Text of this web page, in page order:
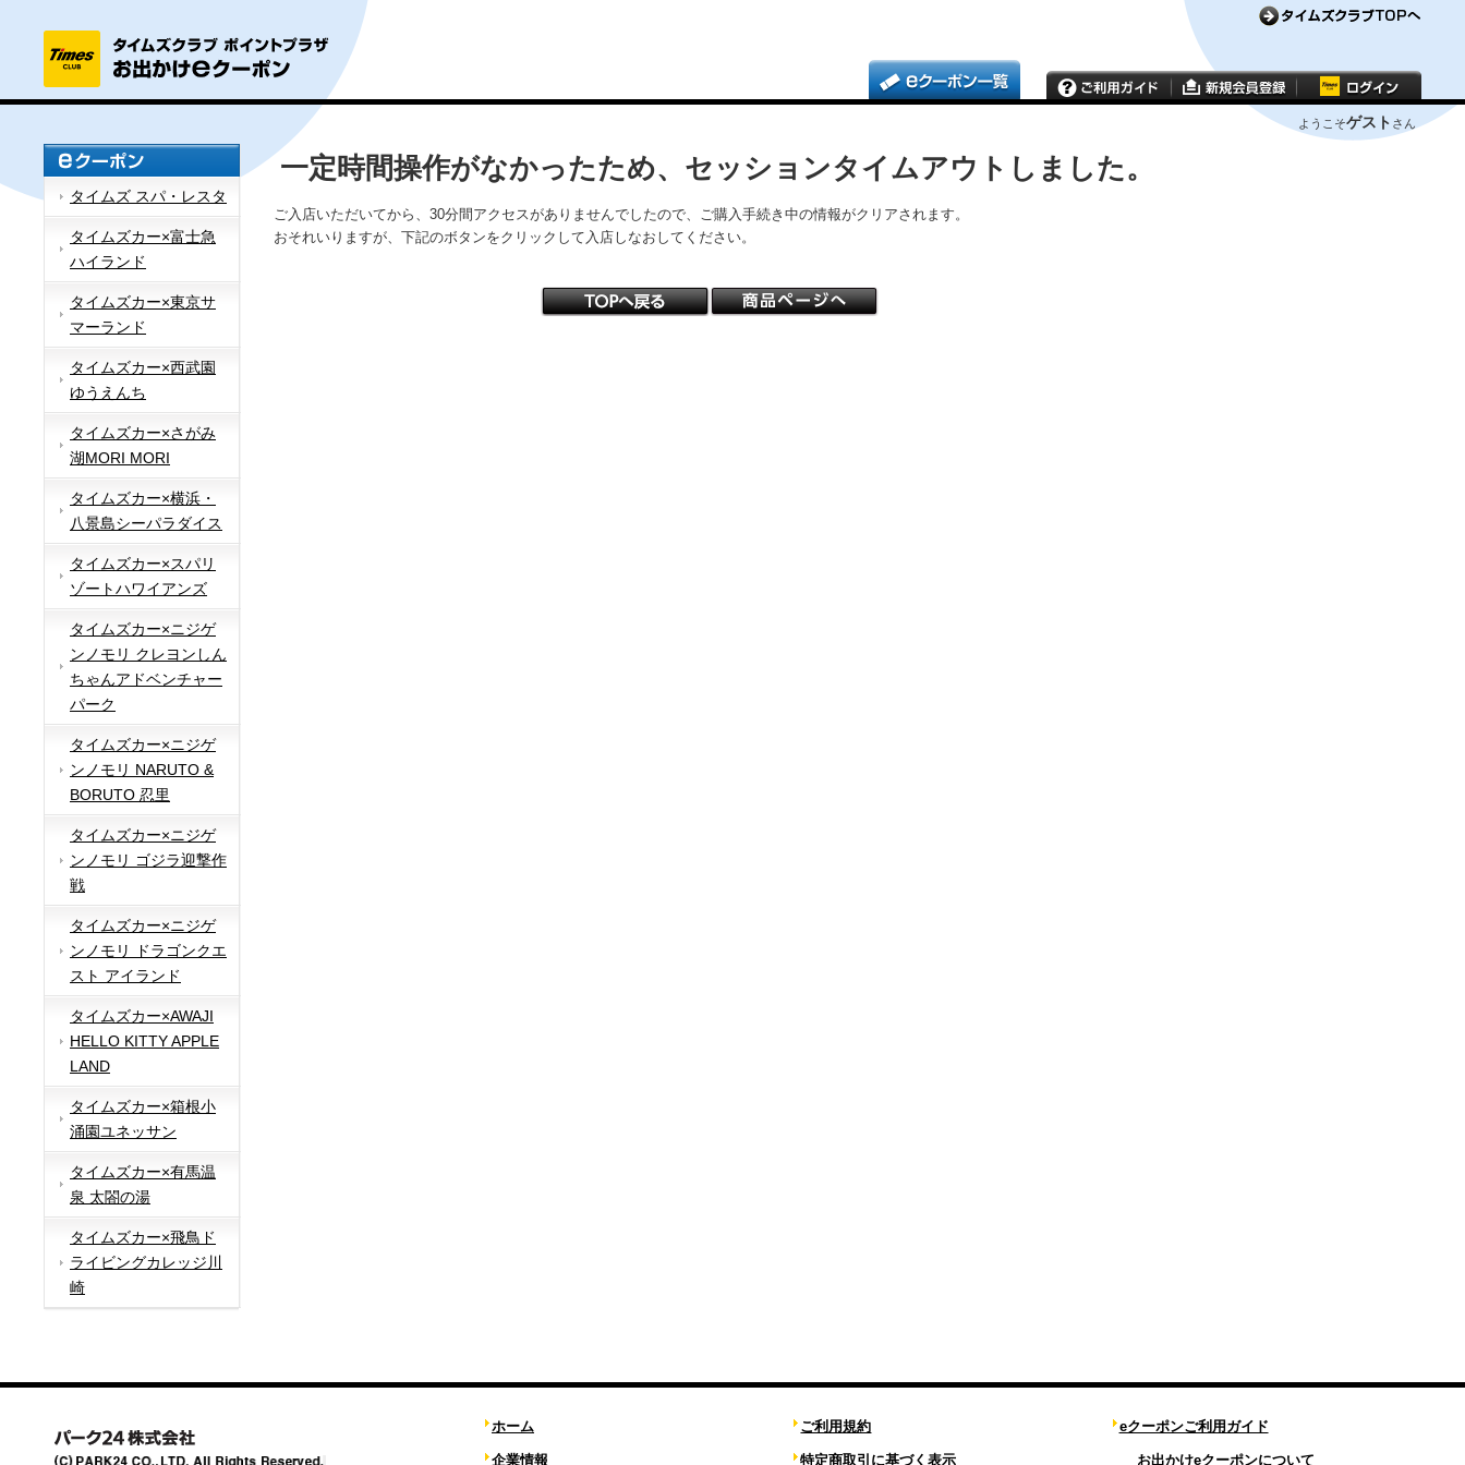
ようこそゲスト さん
タイムズ スパ・レスタ
タイムズカー×富士急
ハイランド
タイムズカー×東京サ
マーランド
タイムズカー×西武園
ゆうえんち
タイムズカー×さがみ
湖MORI MORI
タイムズカー×横浜・
八景島シーパラダイス
タイムズカー×スパリ
ゾートハワイアンズ
タイムズカー×ニジゲ
ンノモリ クレヨンしん
ちゃんアドベンチャー
パーク
タイムズカー×ニジゲ
ンノモリ NARUTO &
BORUTO 忍里
タイムズカー×ニジゲ
ンノモリ ゴジラ迎撃作
戦
タイムズカー×ニジゲ
ンノモリ ドラゴンクエ
スト アイランド
タイムズカー×AWAJI
HELLO KITTY APPLE
LAND
タイムズカー×箱根小
涌園ユネッサン
タイムズカー×有馬温
泉 太閤の湯
タイムズカー×飛鳥ド
ライビングカレッジ川
崎
一定時間操作がなかったため、セッションタイムアウトしました。
ご入店いただいてから、30分間アクセスがありませんでしたので、ご購入手続き中の情報がクリアされます。
おそれいりますが、下記のボタンをクリックして入店しなおしてください。
ホーム
企業情報
ご利用規約
特定商取引に基づく表示
eクーポンご利用ガイド
お出かけeクーポンについて